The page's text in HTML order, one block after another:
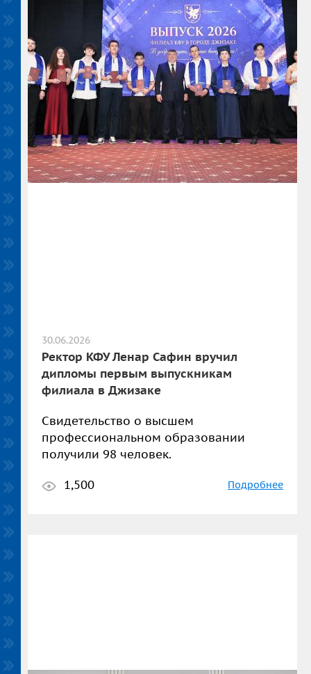
30.06.2026
Ректор КФУ Ленар Сафин вручил
дипломы первым выпускникам
филиала в Джизаке
Свидетельство о высшем
профессиональном образовании
получили 98 человек.
1,500
Подробнее